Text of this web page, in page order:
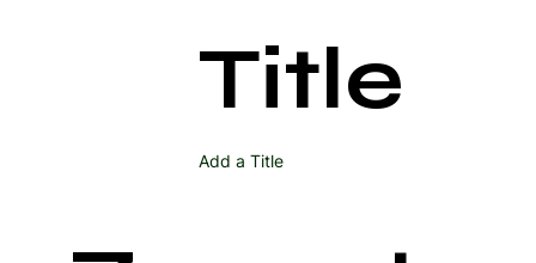
Title
Add a Title